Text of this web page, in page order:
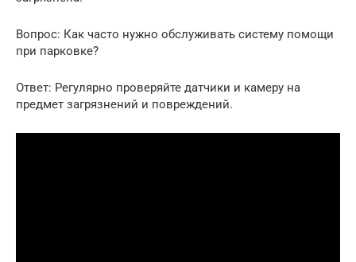
Вопрос: Как часто нужно обслуживать систему помощи
при парковке?
Ответ: Регулярно проверяйте датчики и камеру на
предмет загрязнений и повреждений.